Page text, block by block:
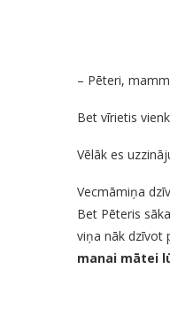
– Pēteri,
Bet vīrietis
Vēlāk es
Vecmāmiņa
Bet Pēteris
viņa nāk dzīvot
manai mātei